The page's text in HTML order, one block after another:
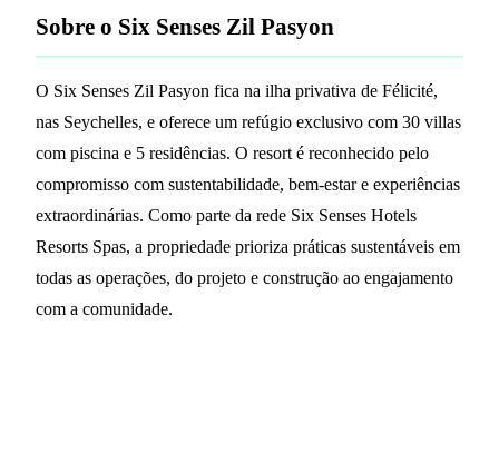
Sobre o Six Senses Zil Pasyon
O Six Senses Zil Pasyon fica na ilha privativa de Félicité,
nas Seychelles, e oferece um refúgio exclusivo com 30 villas
com piscina e 5 residências. O resort é reconhecido pelo
compromisso com sustentabilidade, bem-estar e experiências
extraordinárias. Como parte da rede Six Senses Hotels
Resorts Spas, a propriedade prioriza práticas sustentáveis em
todas as operações, do projeto e construção ao engajamento
com a comunidade.